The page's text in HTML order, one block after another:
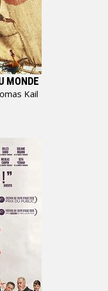
MONDE
Kail